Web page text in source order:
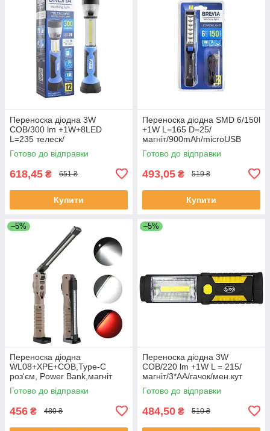
Переноска діодна 3W
COB/300 lm +1W+8LED
L=235 телеск/
магн/2000mAh/220V/крюк
Brevia Led No11330
Готово до відправки
618,45 ₴ 651 ₴
Купити
Переноска діодна SMD 6/150l
+1W L=165 D=25/
магніт/900mAh/microUSB
Brevia Led Pen Light No11210
Готово до відправки
493,05 ₴ 519 ₴
Купити
–5%
Переноска діодна
WL08+XPE+COB,Type-C
роз'єм, Power Bank,магніт
Готово до відправки
456 ₴ 480 ₴
–5%
Переноска діодна 3W
COB/220 lm +1W L = 215/
магніт/3*АА/гачок/мен.кут
Alca Led 580400
Готово до відправки
484,50 ₴ 510 ₴